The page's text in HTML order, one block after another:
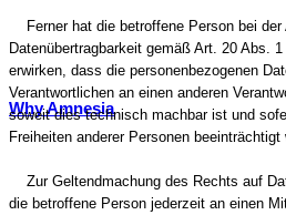
Why Amnesia
Ferner hat die betroffene Person bei der
Datenübertragbarkeit gemäß Art. 20 Abs.
erwirken, dass die personenbezogenen
Verantwortlichen an einen anderen
soweit dies technisch machbar ist und
Freiheiten anderer Personen beeinträchtigt
Zur Geltendmachung des Rechts auf
die betroffene Person jederzeit an einen